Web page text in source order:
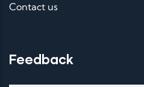
Contact us
Feedback